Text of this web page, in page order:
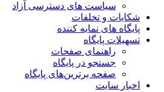
سیاست های دسترسی آزاد
شکایات و تخلفات
پایگاه های نمایه کننده
تسهیلات پایگاه
راهنمای صفحات
جستجو در پایگاه
صفحه برترین‌های پایگاه
اخبار سایت